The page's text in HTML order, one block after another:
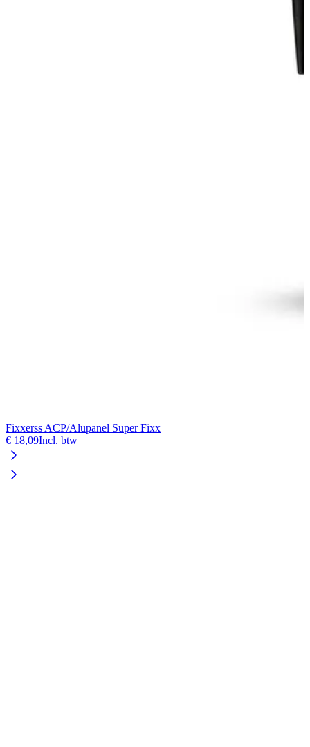
Fixxerss ACP/Alupanel Super Fixx
€ 18,09Incl. btw